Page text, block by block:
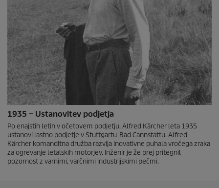
1935 – Ustanovitev podjetja
Po enajstih letih v očetovem podjetju, Alfred Kärcher leta 1935
ustanovi lastno podjetje v Stuttgartu-Bad Cannstattu. Alfred
Kärcher komanditna družba razvija inovativne puhala vročega zraka
za ogrevanje letalskih motorjev. Inženir je že prej pritegnil
pozornost z varnimi, varčnimi industrijskimi pečmi.